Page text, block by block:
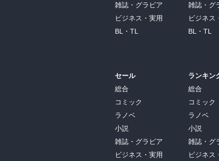
雑誌・グラビア
ビジネス・実用
BL・TL
セール
総合
コミック
ラノベ
小説
雑誌・グラビア
ビジネス・実用
雑誌・グ
ビジネス
BL・TL
ランキン
総合
コミック
ラノベ
小説
雑誌・グ
ビジネス